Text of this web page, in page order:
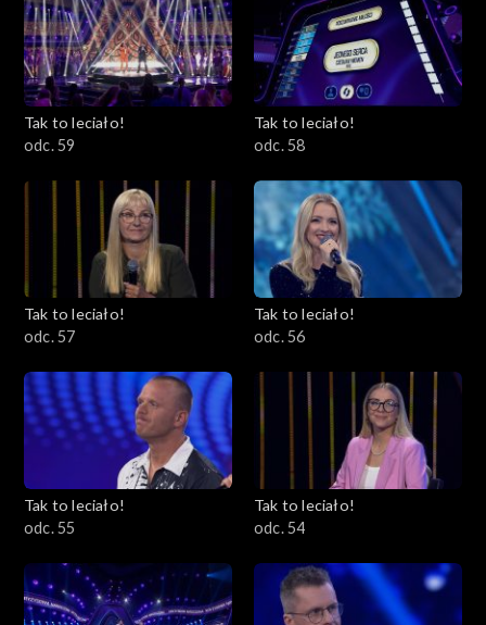
Tak to leciało!
odc. 59
Tak to leciało!
odc. 58
Tak to leciało!
odc. 57
Tak to leciało!
odc. 56
Tak to leciało!
odc. 55
Tak to leciało!
odc. 54